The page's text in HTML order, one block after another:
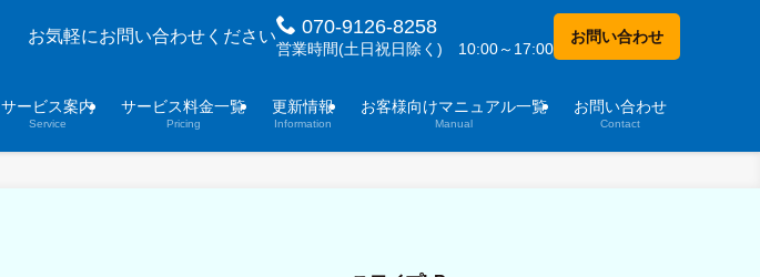
お気軽にお問い合わせください 070-9126-8258
営業時間(土日祝日除く) 10:00～17:00
お問い合わせ
サービス案内
Service
サービス料金一覧
Pricing
更新情報
Information
お客様向けマニュアル一覧
Manual
お問い合わせ
Contact